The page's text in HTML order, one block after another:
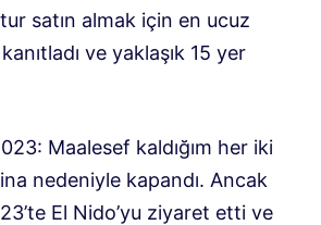
tur satın almak için en ucuz
ve yaklaşık 15 yer
Maalesef kaldığım her iki
nedeniyle kapandı. Ancak
El Nido’yu ziyaret etti ve